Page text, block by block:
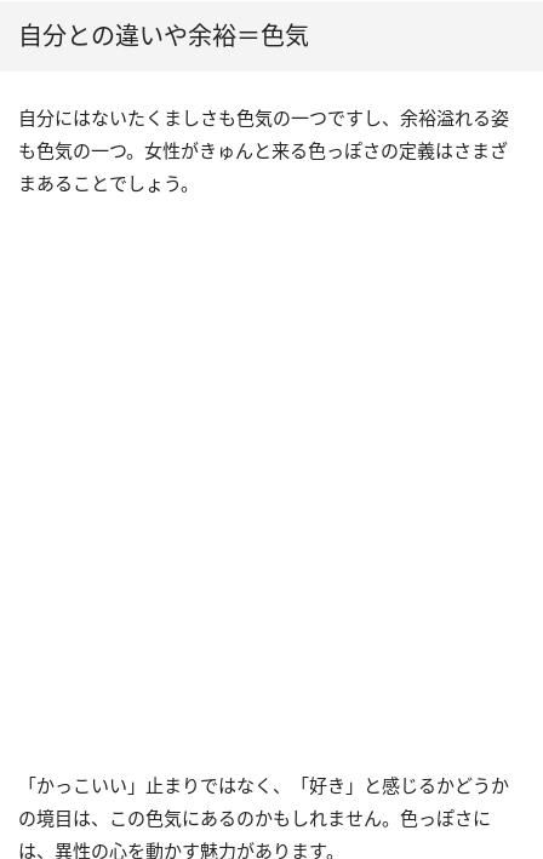
自分との違いや余裕＝色気
自分にはないたくましさも色気の一つですし、余裕溢れる姿
も色気の一つ。女性がきゅんと来る色っぽさの定義はさまざ
まあることでしょう。
「かっこいい」止まりではなく、「好き」と感じるかどうか
の境目は、この色気にあるのかもしれません。色っぽさに
は、異性の心を動かす魅力があります。